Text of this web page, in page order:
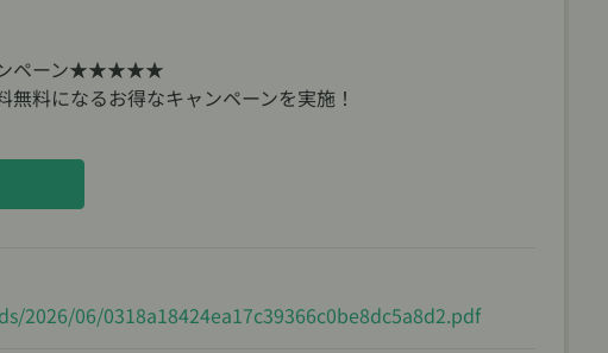
ンペーン★★★★★
料になるお得なキャンペーンを実施！
06/0318a18424ea17c39366c0be8dc5a8d2.pdf